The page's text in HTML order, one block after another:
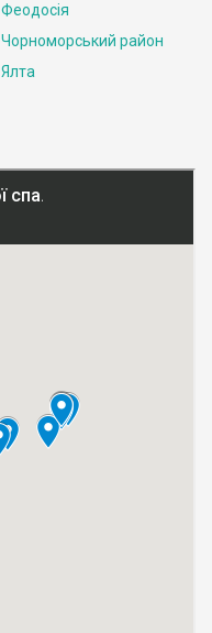
Феодосія
Чорноморський район
Ялта